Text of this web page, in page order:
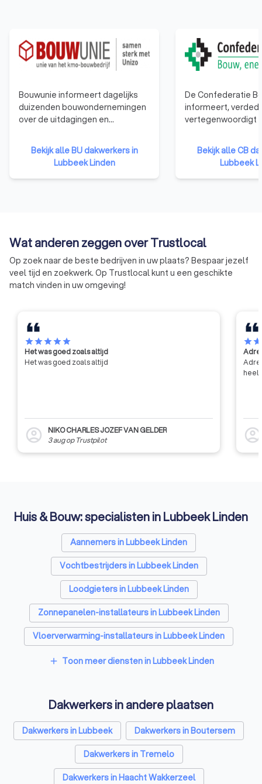
Bouwunie informeert dagelijks
duizenden bouwondernemingen
over de uitdagingen en
Bouwunie is er voor alle kmo-
bedrijven en zelfstandige
ondernemers uit de bouwsector.
We behartigen de belangen bij
Bekijk alle BU dakwerkers in
Lubbeek Linden
De Confederatie
informeert,
vertegenwoordigt
éénmanszaken
bedrijven. De
vertegenwoordigt
ondernemingen
Bekijk alle CB
Lubbeek
Wat anderen zeggen over Trustlocal
Op zoek naar de beste bedrijven in uw plaats? Bespaar jezelf
veel tijd en zoekwerk. Op Trustlocal kunt u een geschikte
match vinden in uw omgeving!
starstarstarstarstar
Het was goed zoals altijd
Het was goed zoals altijd
account_circle
NIKO CHARLES JOZEF VAN GELDER
3 augop Trustpilot
starstar
heel
account_circle
Huis & Bouw: specialisten in Lubbeek Linden
Aannemers in Lubbeek Linden
Vochtbestrijders in Lubbeek Linden
Loodgieters in Lubbeek Linden
Zonnepanelen-installateurs in Lubbeek Linden
Vloerverwarming-installateurs in Lubbeek Linden
Airco installateurs in Lubbeek Linden
Laadpaal installateurs in Lubbeek Linden
Zonwering specialisten in Lubbeek Linden
Schrijnwerkers in Lubbeek Linden
Warmtepomp installateurs in Lubbeek Linden
add Toon meer diensten in Lubbeek Linden
Dakwerkers in andere plaatsen
Dakwerkers in Lubbeek
Dakwerkers in Boutersem
Dakwerkers in Tremelo
Dakwerkers in Haacht Wakkerzeel